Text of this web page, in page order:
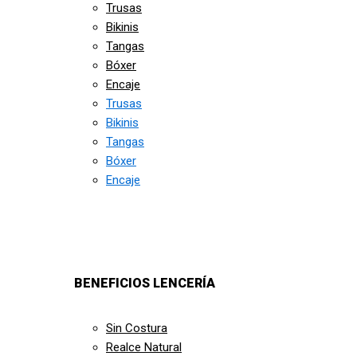
Trusas
Bikinis
Tangas
Bóxer
Encaje
Trusas
Bikinis
Tangas
Bóxer
Encaje
BENEFICIOS LENCERÍA
Sin Costura
Realce Natural